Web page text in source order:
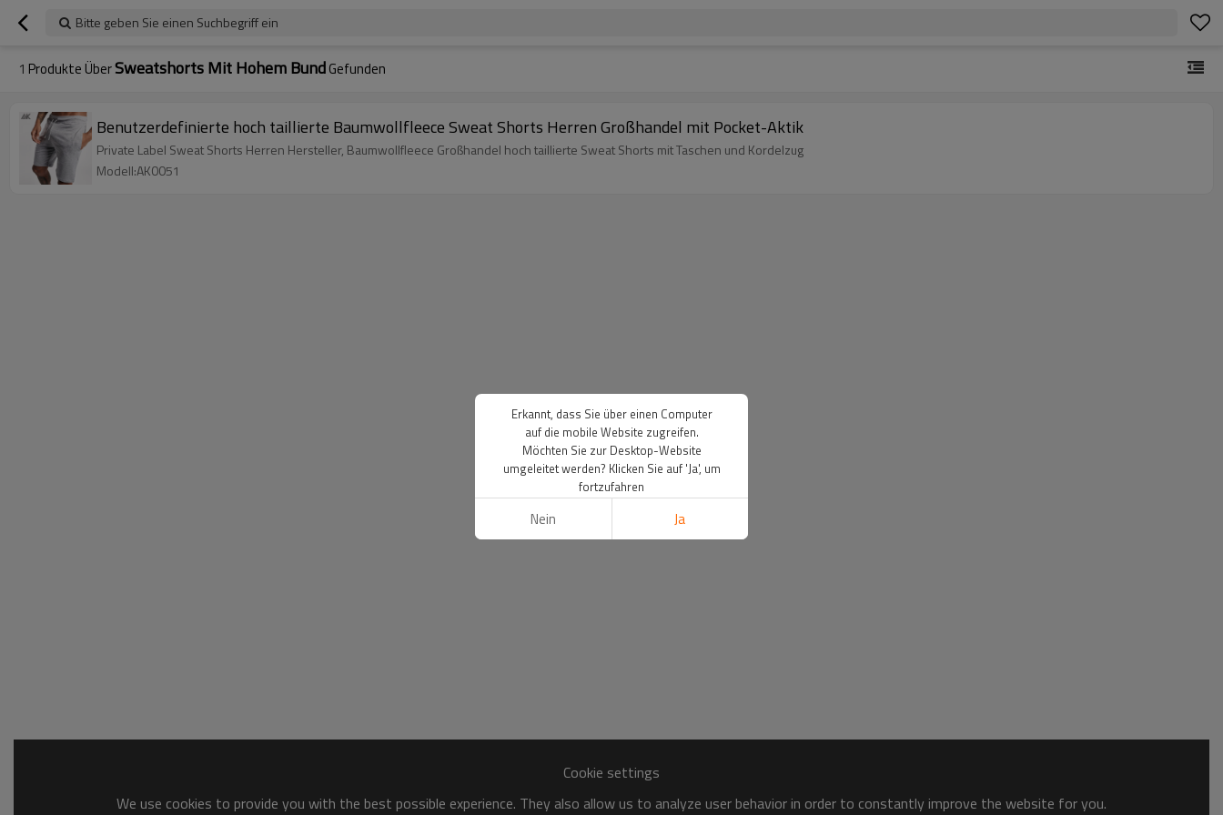
Bitte geben Sie einen Suchbegriff ein
1 Produkte ÜberSweatshorts Mit Hohem BundGefunden
Benutzerdefinierte hoch taillierte Baumwollfleece Sweat Shorts Herren Großhandel mit Pocket-Aktik
Private Label Sweat Shorts Herren Hersteller, Baumwollfleece Großhandel hoch taillierte Sweat Shorts mit Taschen und Kordelzug
Modell:AK0051
Cookie settings
We use cookies to provide you with the best possible experience. They also allow us to analyze user behavior in order to constantly improve the website for you.
Erkannt, dass Sie über einen Computer
auf die mobile Website zugreifen.
Möchten Sie zur Desktop-Website
umgeleitet werden? Klicken Sie auf 'Ja', um
fortzufahren
Nein Ja